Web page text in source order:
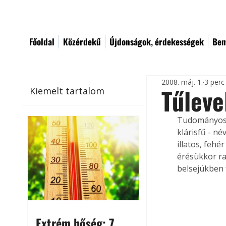
Főoldal Közérdekű Újdonságok, érdekességek
Kiemelt tartalom
2008. máj. 1. 3
klárisfű -
illatos,
érésükkor